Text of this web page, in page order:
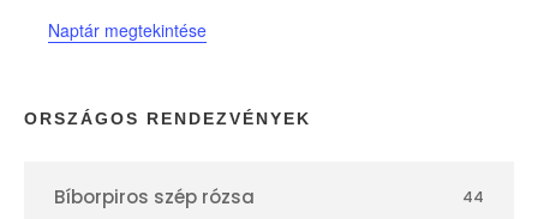
a
p
Naptár megtekintése
ORSZÁGOS RENDEZVÉNYEK
Bíborpiros szép rózsa 44